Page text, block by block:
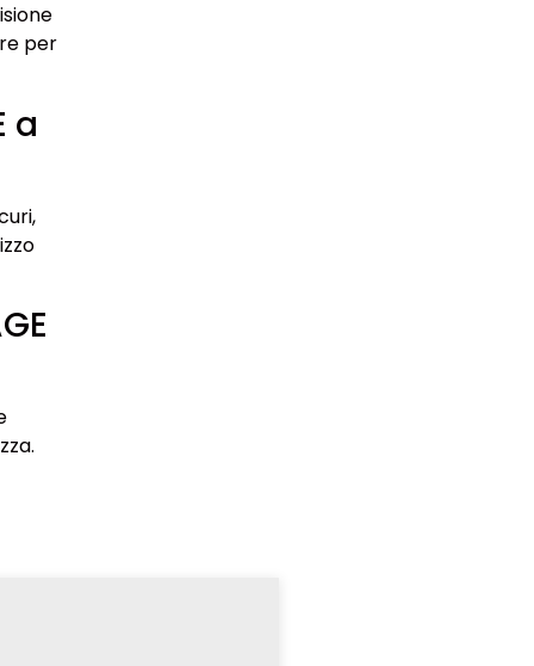
per
a